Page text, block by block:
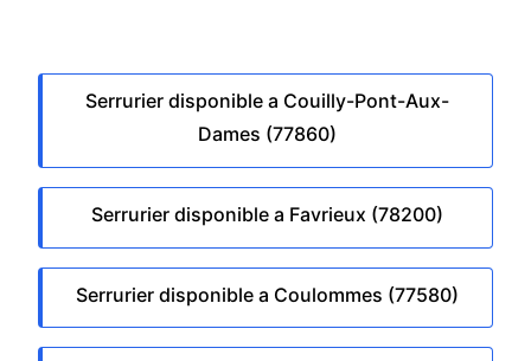
Serrurier disponible a Couilly-Pont-Aux-
Dames (77860)
Serrurier disponible a Favrieux (78200)
Serrurier disponible a Coulommes (77580)